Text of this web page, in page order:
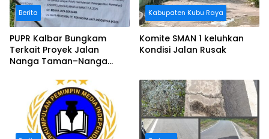
Berita
PUPR Kalbar Bungkam
Terkait Proyek Jalan
Nanga Taman–Nanga
Bermasalah
Kabupaten Kubu Raya
Komite SMAN 1 keluhkan
Kondisi Jalan Rusak